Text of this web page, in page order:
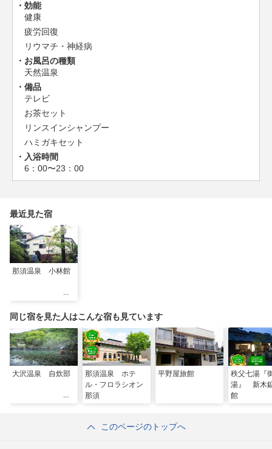
効能
健康
疲労回復
リウマチ・神経病
お風呂の種類
天然温泉
備品
テレビ
お茶セット
リンスインシャンプー
ハミガキセット
入浴時間
6：00〜23：00
最近見た宿
那須温泉 小林館
同じ宿を見た人はこんな宿も見ています
大沢温泉 自炊部
那須温泉 ホテ
ル・フロラシオン
那須
平野屋旅館
秩父七湯『
湯』 新木
館
このページのトップへ